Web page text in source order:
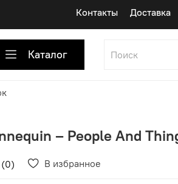
Контакты Доставка
Каталог
‎– People And
(0) В избранное